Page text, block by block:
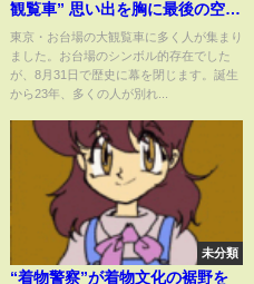
観覧車” 思い出を胸に最後の空中
散歩
東京・お台場の大観覧車に多く人が集まり
ました。お台場のシンボル的存在でした
が、8月31日で歴史に幕を閉じます。誕生
から23年、多くの人が別れ...
未分類
“着物警察”が着物文化の裾野を